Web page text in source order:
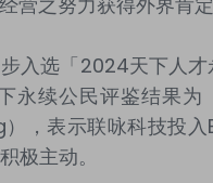
入选「2024天下人才
永续公民评鉴结果为
），表示联咏科技投入
极主动。